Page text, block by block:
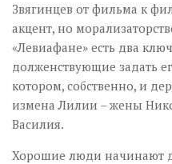
Звягинцев от фильма к
акцент, но
«Левиафане» есть два
долженствующие задать
котором, собственно, и
измена Лилии – жены
Василия.
Хорошие люди начинают